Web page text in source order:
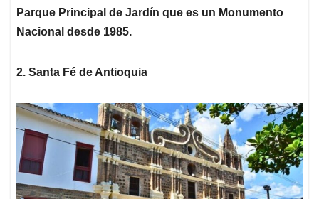
Parque Principal de Jardín que es un Monumento
Nacional desde 1985.
2. Santa Fé de Antioquia